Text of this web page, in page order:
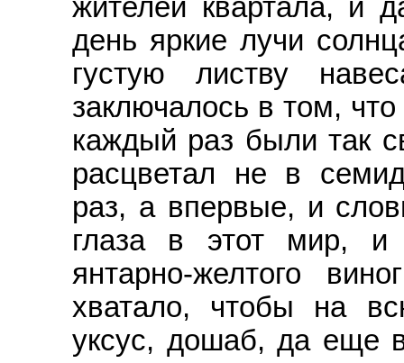
жителей квартала, и
день яркие лучи
густую листву
заключалось в том, что
каждый раз были так
расцветал не в
раз, а впервые, и
глаза в этот мир, и
янтарно-желтого
хватало, чтобы на
уксус, дошаб, да еще